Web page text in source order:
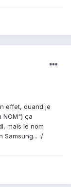
effet, quand je
NOM") ça
mais le nom
Samsung... :/